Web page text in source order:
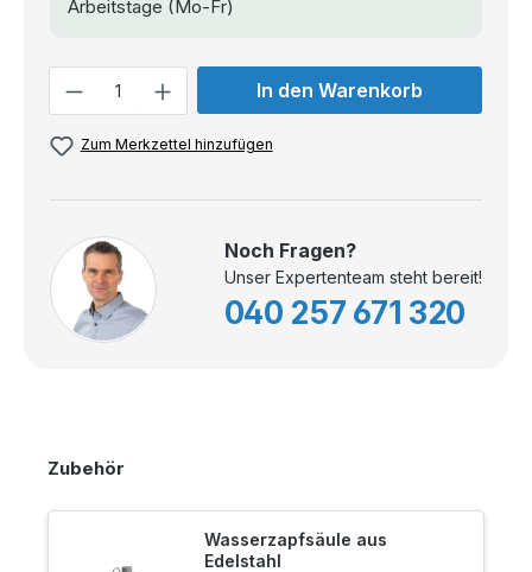
Arbeitstage (Mo-Fr)
In den Warenkorb
Zum Merkzettel hinzufügen
Noch Fragen?
Unser Expertenteam steht bereit!
040 257 671 320
Zubehör
Wasserzapfsäule aus
Edelstahl